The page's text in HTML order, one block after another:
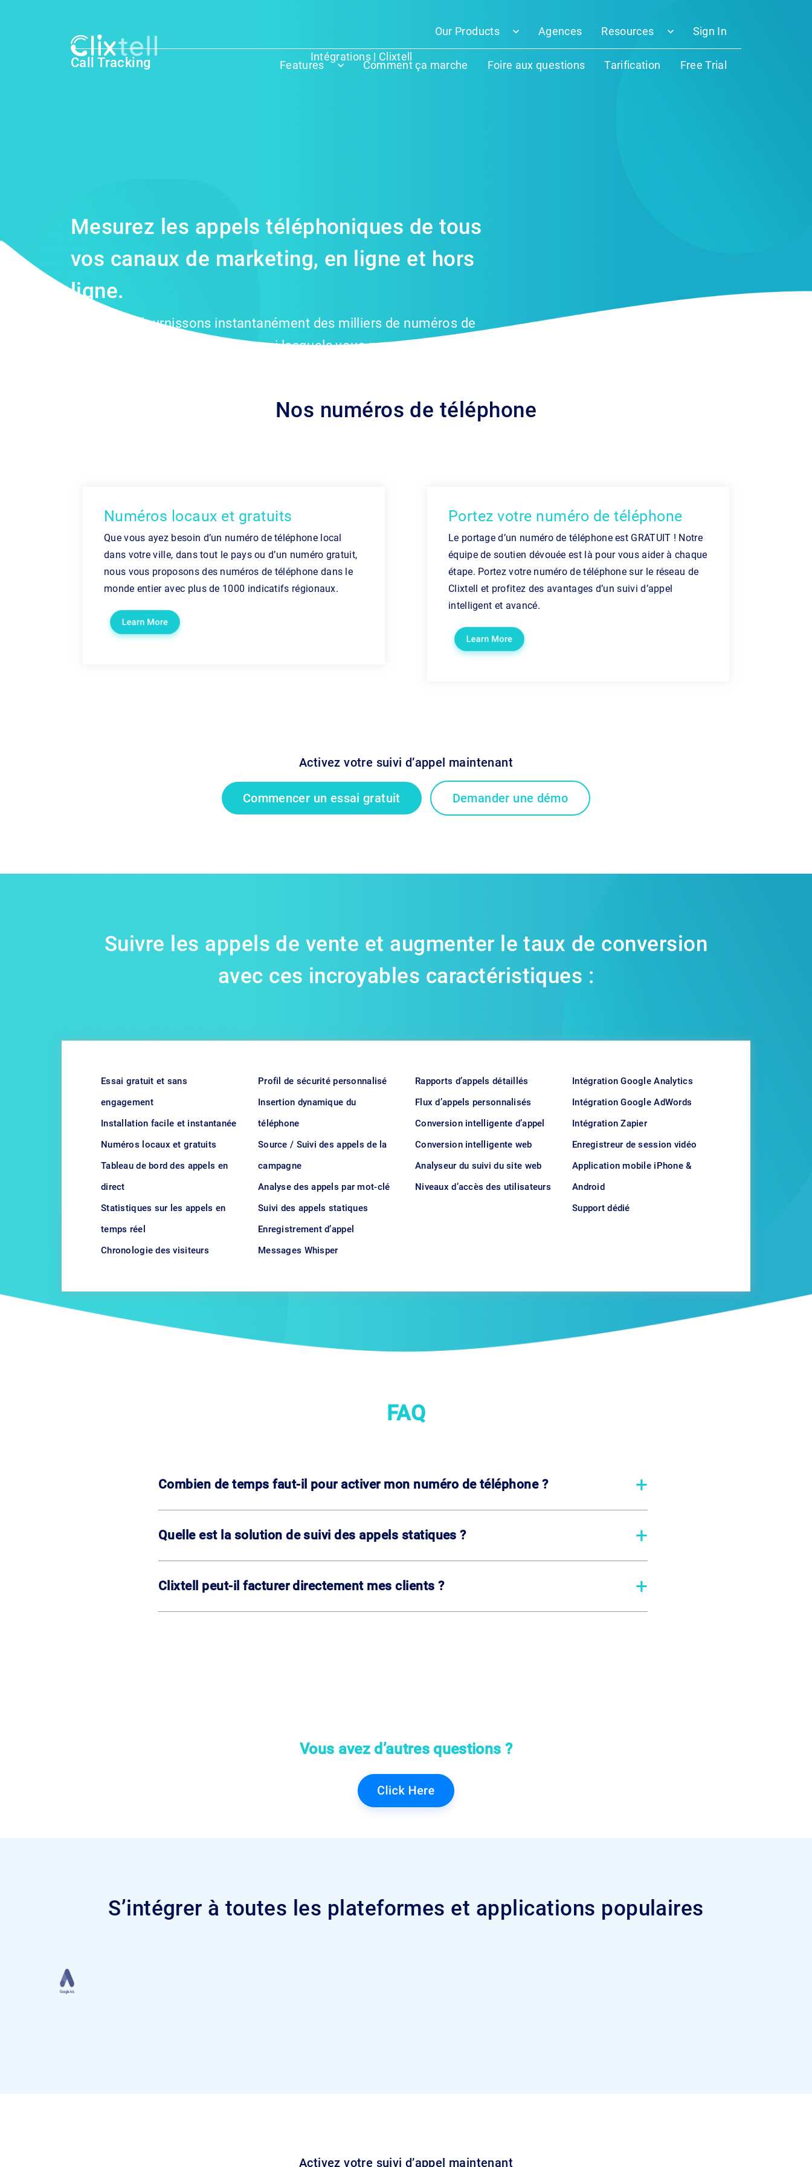
Our Products Agences Resources
Sign In
Intégrations | Clixtell
Call Tracking Features Comment ça marche Foire aux questions Tarification Free Trial
Mesurez les appels téléphoniques de tous
vos canaux de marketing, en ligne et hors
ligne.
Nous vous fournissons instantanément des milliers de numéros de
téléphone locaux et gratuits parmi lesquels vous pouvez choisir dans
Nos numéros de téléphone
Numéros locaux et gratuits
Que vous ayez besoin d’un numéro de téléphone local
dans votre ville, dans tout le pays ou d’un numéro gratuit,
nous vous proposons des numéros de téléphone dans le
monde entier avec plus de 1000 indicatifs régionaux.
Portez votre numéro de téléphone
Le portage d’un numéro de téléphone est GRATUIT ! Notre
équipe de soutien dévouée est là pour vous aider à chaque
étape. Portez votre numéro de téléphone sur le réseau de
Clixtell et profitez des avantages d’un suivi d’appel
intelligent et avancé.
Activez votre suivi d’appel maintenant
Commencer un essai gratuit Demander une démo
Suivre les appels de vente et augmenter le taux de conversion
avec ces incroyables caractéristiques :
Essai gratuit et sans
engagement
Installation facile et instantanée
Numéros locaux et gratuits
Tableau de bord des appels en
direct
Statistiques sur les appels en
temps réel
Chronologie des visiteurs
Profil de sécurité personnalisé
Insertion dynamique du
téléphone
Source / Suivi des appels de la
campagne
Analyse des appels par mot-clé
Suivi des appels statiques
Enregistrement d’appel
Messages Whisper
Rapports d’appels détaillés
Flux d’appels personnalisés
Conversion intelligente d’appel
Conversion intelligente web
Analyseur du suivi du site web
Niveaux d’accès des utilisateurs
Intégration Google Analytics
Intégration Google AdWords
Intégration Zapier
Enregistreur de session vidéo
Application mobile iPhone &
Android
Support dédié
FAQ
Combien de temps faut-il pour activer mon numéro de téléphone ? +
Quelle est la solution de suivi des appels statiques ? +
Clixtell peut-il facturer directement mes clients ? +
Vous avez d’autres questions ?
S’intégrer à toutes les plateformes et applications populaires
Activez votre suivi d’appel maintenant